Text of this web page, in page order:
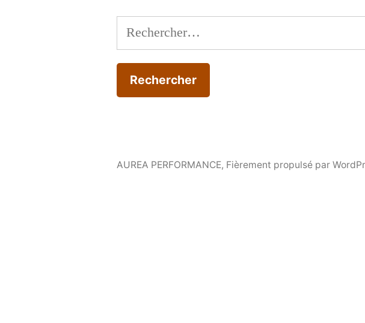
Rechercher :
AUREA PERFORMANCE, Fièrement propulsé par